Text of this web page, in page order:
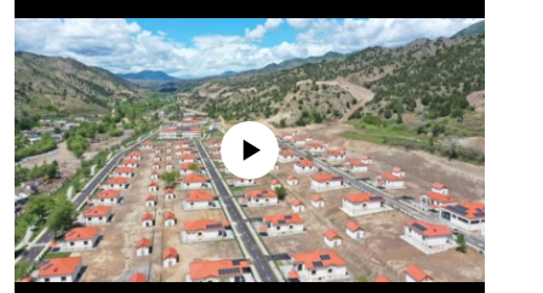
No media source currently available